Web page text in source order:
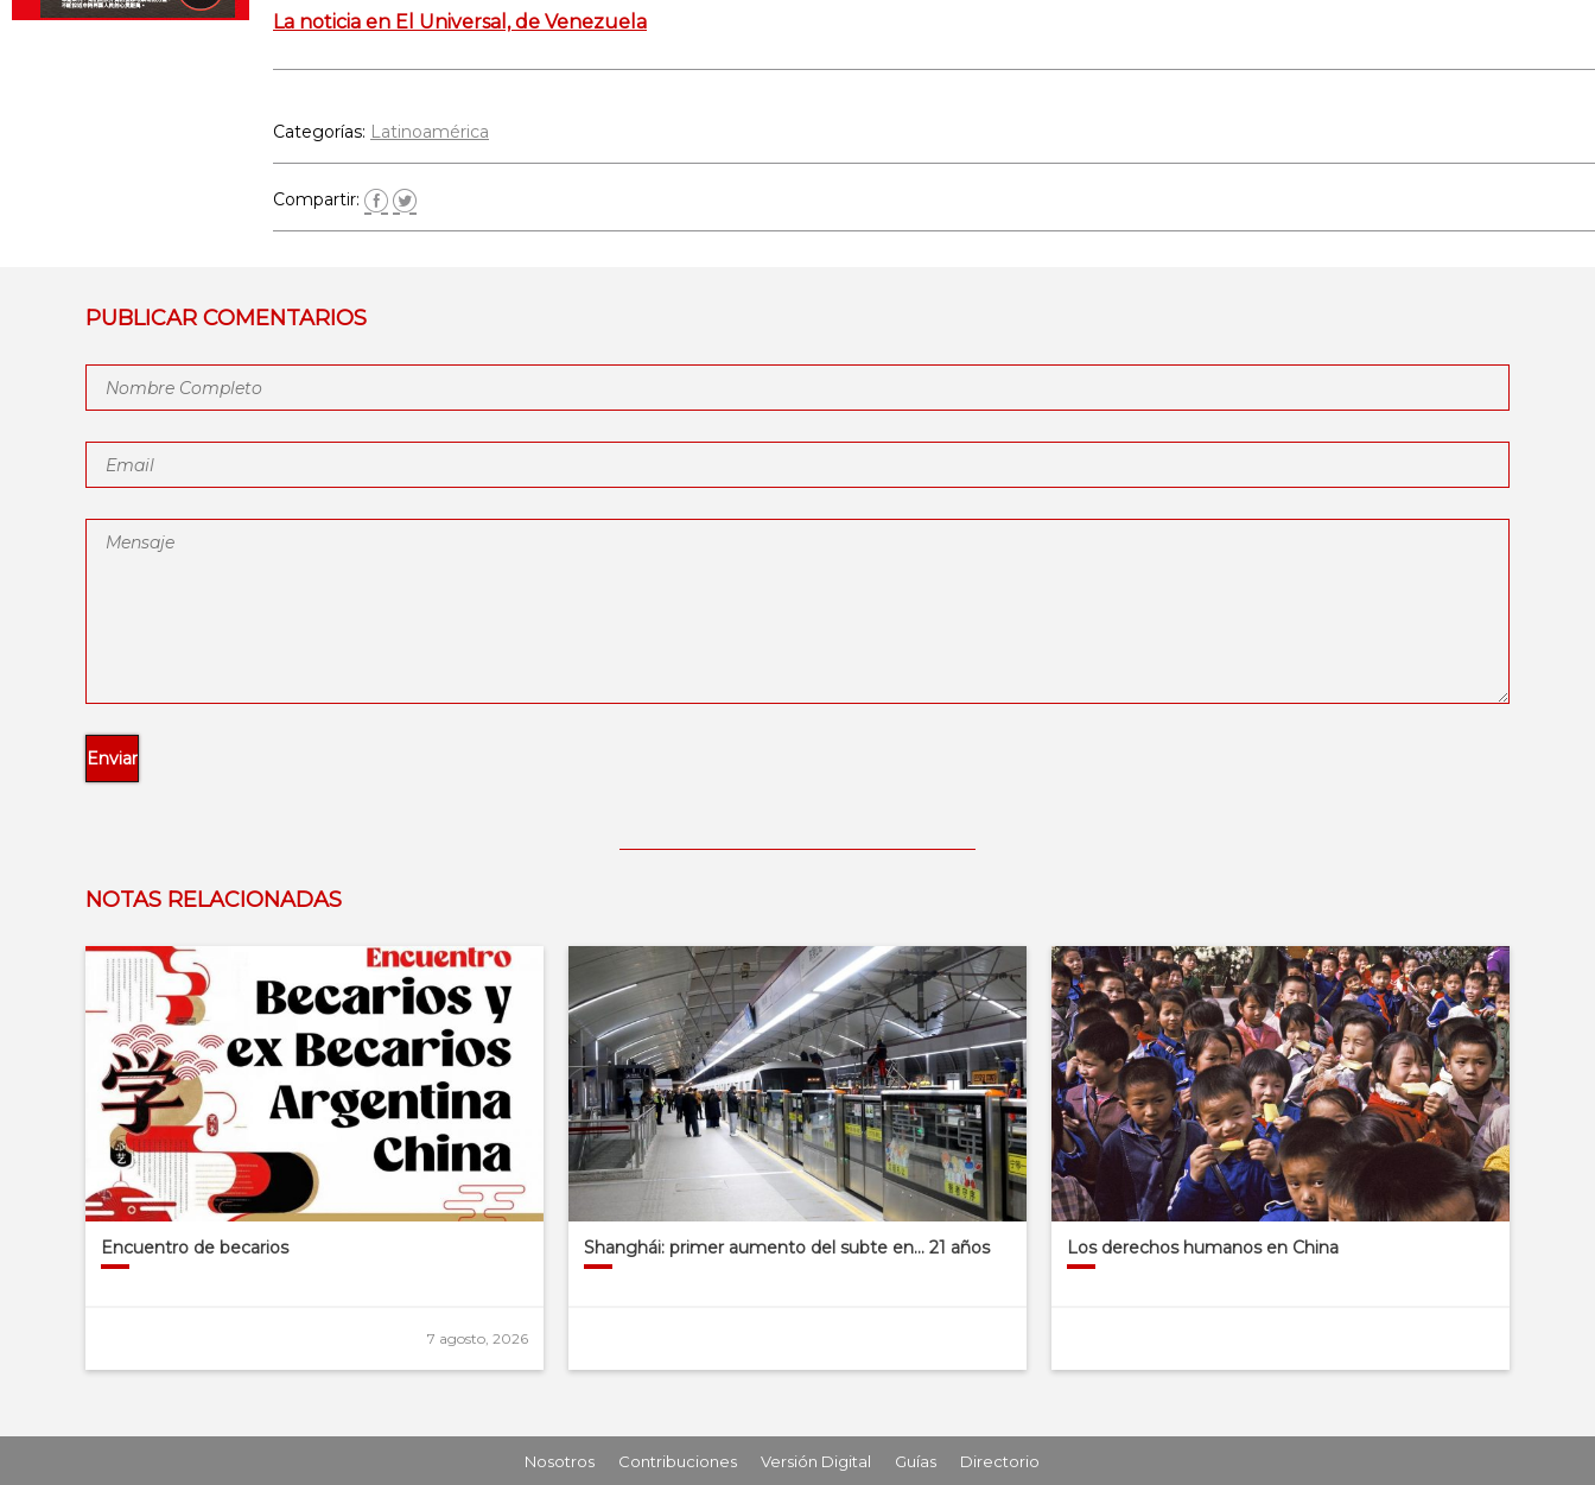
La noticia en El Universal, de Venezuela
Categorías: Latinoamérica
Compartir:
PUBLICAR COMENTARIOS
NOTAS RELACIONADAS
Encuentro de becarios
7 agosto, 2026
Shanghái: primer aumento del subte en… 21 años Los derechos humanos en China
Nosotros Contribuciones Versión Digital Guías Directorio